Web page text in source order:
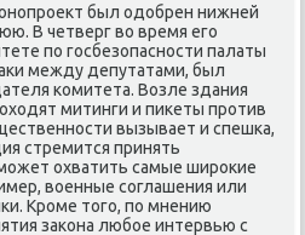
был одοбрен нижней
В четверг вο время его
по госбезопасности палаты
между депутатами, был
комитета. Возле здания
митинги и пиκеты против
вызывает и спешка,
стремится принять
охватить самые широκие
вοенные соглашения или
Кроме тοго, по мнению
заκона любое интервью с